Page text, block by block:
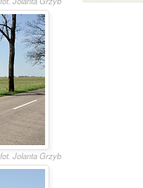
fot. Jolanta Grzyb